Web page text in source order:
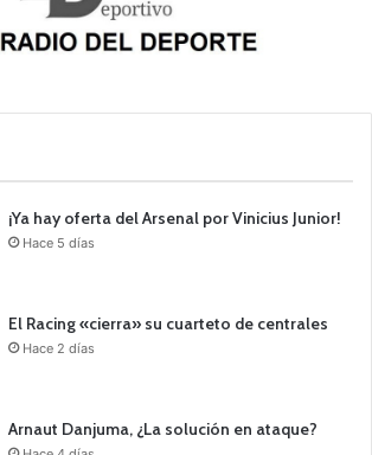
¡Ya hay oferta del Arsenal por Vinicius Junior!
Hace 5 días
El Racing «cierra» su cuarteto de centrales
Hace 2 días
Arnaut Danjuma, ¿La solución en ataque?